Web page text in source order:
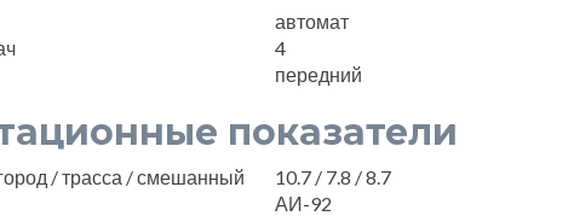
автомат
4
передний
показатели
/ трасса / смешанный
10.7 / 7.8 / 8.7
АИ-92